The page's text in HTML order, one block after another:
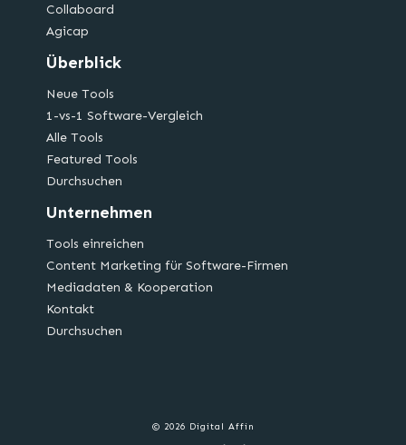
Collaboard
Agicap
Überblick
Neue Tools
1-vs-1 Software-Vergleich
Alle Tools
Featured Tools
Durchsuchen
Unternehmen
Tools einreichen
Content Marketing für Software-Firmen
Mediadaten & Kooperation
Kontakt
Durchsuchen
© 2026 Digital Affin